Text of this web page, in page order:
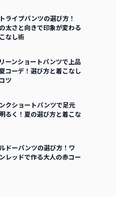
ライプパンツの選び方！
太さと向きで印象が変わる
なし術
ーンショートパンツで上品
コーデ！選び方と着こなし
ツ
クショートパンツで足元
るく！夏の選び方と着こな
ドーパンツの選び方！ワ
レッドで作る大人の赤コー